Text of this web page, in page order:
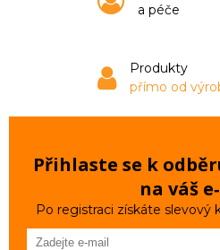
a péče
Produkty
přímo od
Přihlaste se k
na váš
Po registraci získáte slevový